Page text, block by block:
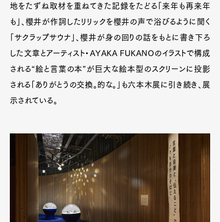
地をたずね取材を重ねてきた記録をたどる「来年も再来年
も」、櫻井が作詞したリリックを櫻井の声で浴びるように聞く
「サクラップサウナ」、櫻井が身の回りの話をもとに書き下ろ
した文章とアーティスト・AYAKA FUKANOのイラストで構成
される“絵と言葉の本”が巨大な絵本型のスクリーンに投影
される「ありがとうの交換。的な。」も六本木展に引き続き、展
示されている。